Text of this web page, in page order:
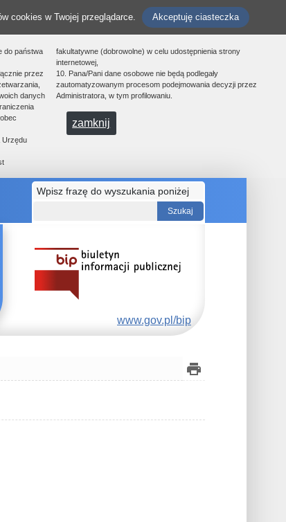
cookies w Twojej przeglądarce. Akceptuję ciasteczka
do państwa
przez
danych
Urzędu
fakultatywne (dobrowolne) w celu udostępnienia strony
internetowej,
10. Pana/Pani dane osobowe nie będą podlegały
zautomatyzowanym procesom podejmowania decyzji przez
Administratora, w tym profilowaniu.
zamknij
Wpisz frazę do wyszukania poniżej
www.gov.pl/bip